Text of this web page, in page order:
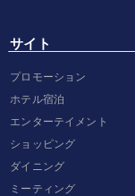
サイト
プロモーション
ホテル宿泊
エンターテイメント
ショッピング
ダイニング
ミーティング